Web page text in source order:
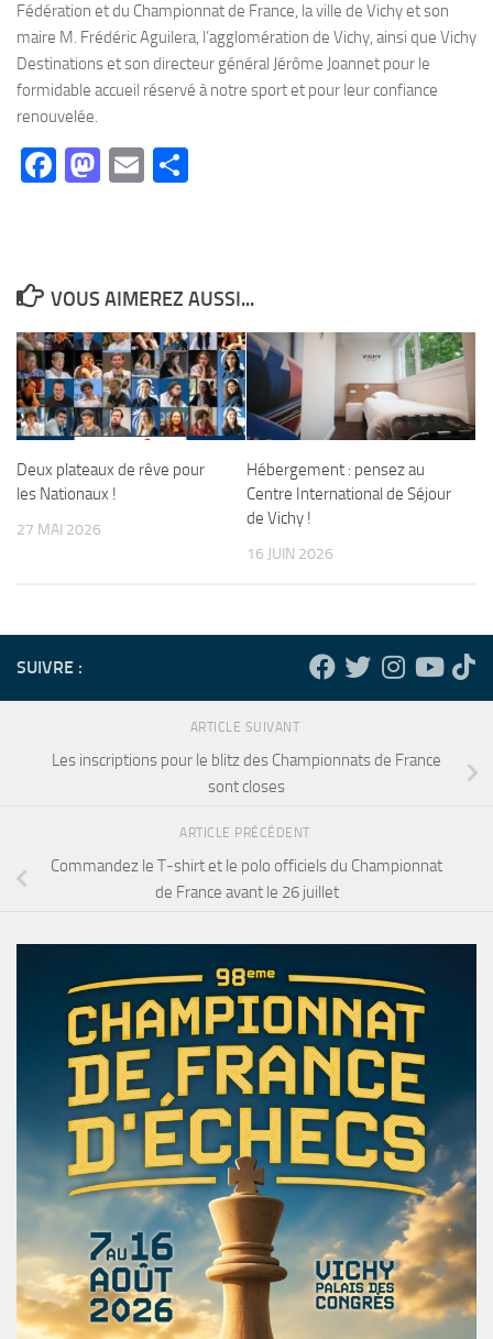
Fédération et du Championnat de France, la ville de Vichy et son
maire M. Frédéric Aguilera, l’agglomération de Vichy, ainsi que Vichy
Destinations et son directeur général Jérôme Joannet pour le
formidable accueil réservé à notre sport et pour leur confiance
renouvelée.
Facebook
Mastodon
Email
VOUS AIMEREZ AUSSI...
Deux plateaux de rêve pour
les Nationaux !
27 MAI 2026
Hébergement : pensez au
Centre International de Séjour
de Vichy !
16 JUIN 2026
SUIVRE :
ARTICLE SUIVANT
Les inscriptions pour le blitz des Championnats de France
sont closes
ARTICLE PRÉCÉDENT
Commandez le T-shirt et le polo officiels du Championnat
de France avant le 26 juillet